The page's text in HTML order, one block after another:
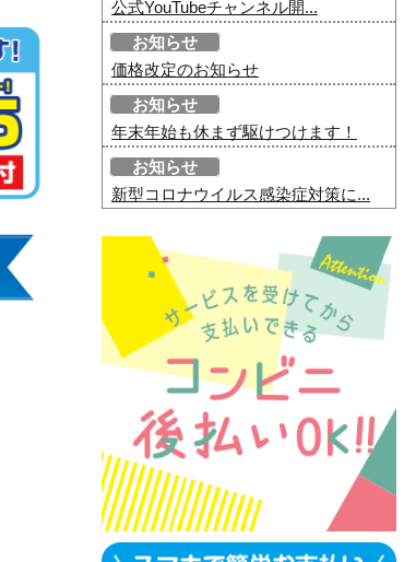
公式YouTubeチャンネル開...
お知らせ
価格改定のお知らせ
お知らせ
年末年始も休まず駆けつけます！
お知らせ
新型コロナウイルス感染症対策に...